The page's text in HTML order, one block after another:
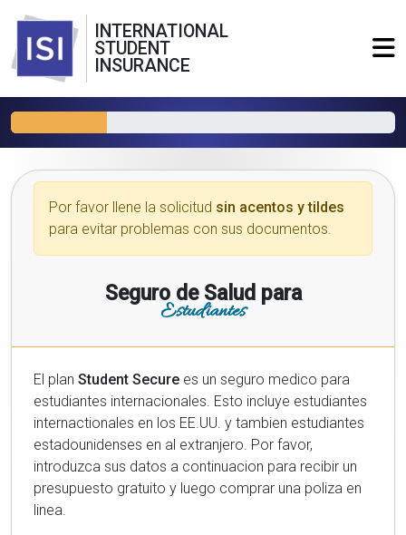
INTERNATIONAL
STUDENT
INSURANCE
Por favor llene la solicitud sin acentos y tildes
para evitar problemas con sus documentos.
Seguro de Salud para
Estudiantes
El plan Student Secure es un seguro medico para
estudiantes internacionales. Esto incluye estudiantes
internactionales en los EE.UU. y tambien estudiantes
estadounidenses en al extranjero. Por favor,
introduzca sus datos a continuacion para recibir un
presupuesto gratuito y luego comprar una poliza en
linea.